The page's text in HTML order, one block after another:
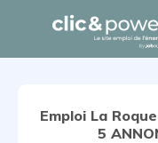
Emploi La
5